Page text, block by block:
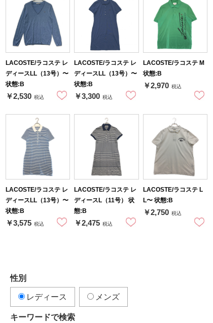
LACOSTE/ラコステ レ
ディースLL（13号）〜
状態:B
￥2,530 税込
LACOSTE/ラコステ レ
ディースLL（13号）〜
状態:B
￥3,300 税込
LACOSTE/ラコステ M
状態:B
￥2,970 税込
LACOSTE/ラコステ レ
ディースLL（13号）〜
状態:B
￥3,575 税込
LACOSTE/ラコステ レ
ディースL（11号） 状
態:B
￥2,475 税込
LACOSTE/ラコステ L
L〜 状態:B
￥2,750 税込
性別
レディース メンズ
キーワードで検索